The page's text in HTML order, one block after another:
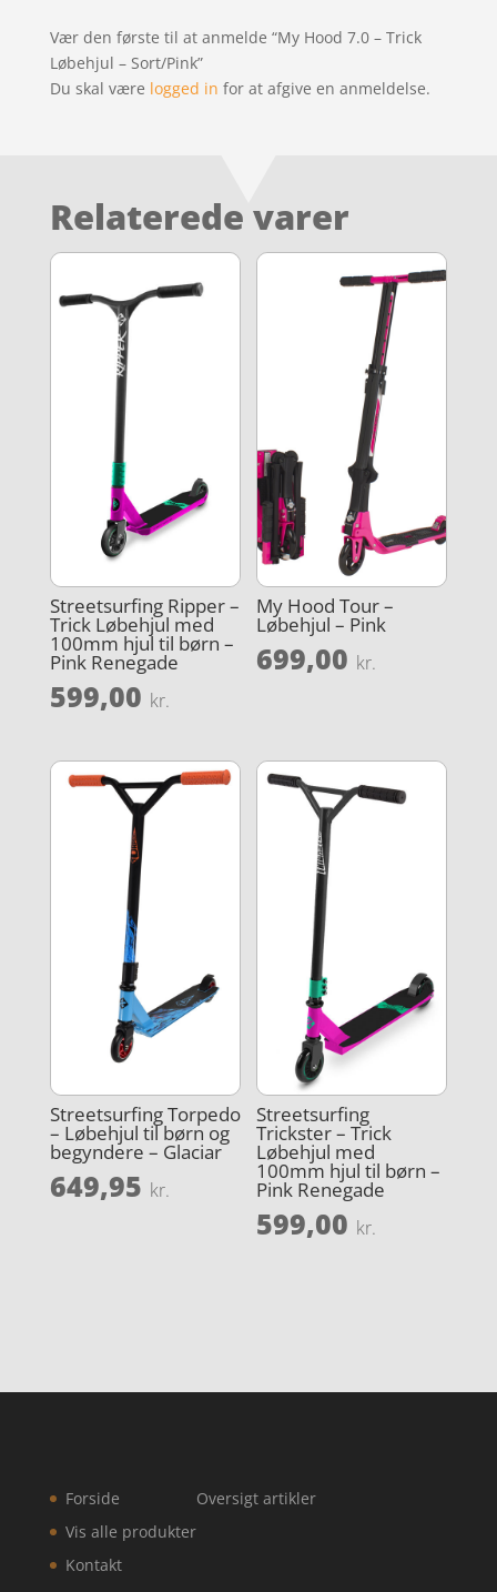
Vær den første til at anmelde “My Hood 7.0 – Trick
Løbehjul – Sort/Pink”
Du skal være logged in for at afgive en anmeldelse.
Relaterede varer
Streetsurfing Ripper –
Trick Løbehjul med
100mm hjul til børn –
Pink Renegade
599,00 kr.
My Hood Tour –
Løbehjul – Pink
699,00 kr.
Streetsurfing Torpedo
– Løbehjul til børn og
begyndere – Glaciar
649,95 kr.
Streetsurfing
Trickster – Trick
Løbehjul med
100mm hjul til børn –
Pink Renegade
599,00 kr.
Forside
Vis alle produkter
Kontakt
Oversigt artikler